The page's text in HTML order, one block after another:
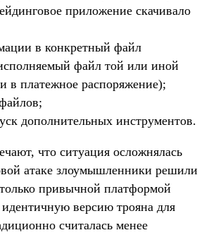
приложение скачивало
в конкретный файл
файл той или иной
в платежное распоряжение);
дополнительных инструментов.
что ситуация осложнялась
атаке злоумышленники решили
привычной платформой
версию трояна для
считалась менее